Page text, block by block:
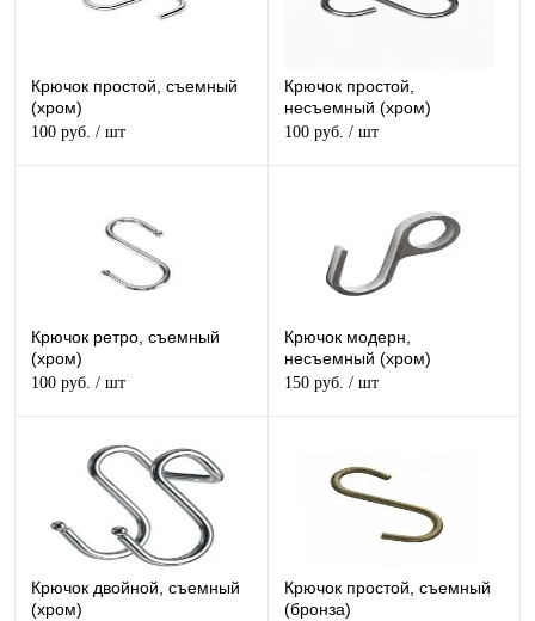
Крючок простой, съемный
(хром)
100 руб. / шт
Крючок простой,
несъемный (хром)
100 руб. / шт
Крючок ретро, съемный
(хром)
100 руб. / шт
Крючок модерн,
несъемный (хром)
150 руб. / шт
Крючок двойной, съемный
(хром)
Крючок простой, съемный
(бронза)